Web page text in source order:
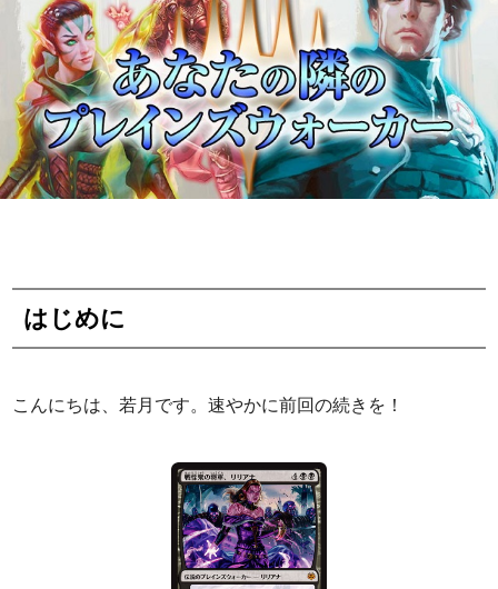
はじめに
こんにちは、若月です。速やかに前回の続きを！